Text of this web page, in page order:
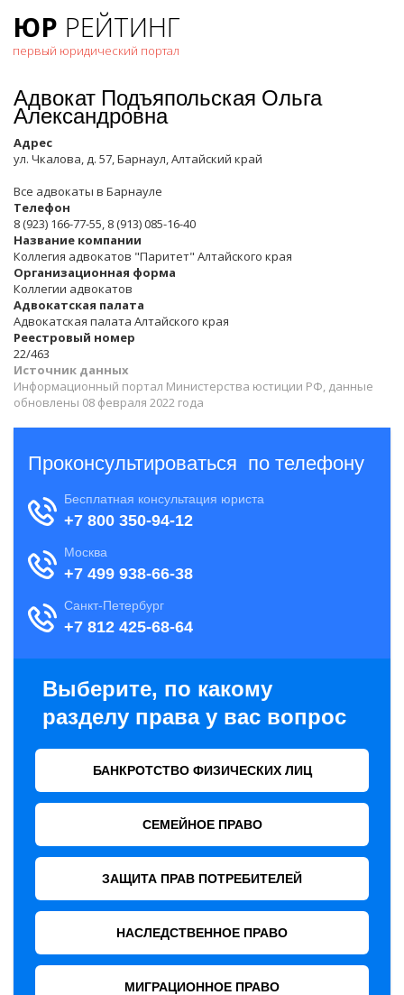
ЮР РЕЙТИНГ
первый юридический портал
Адвокат Подъяпольская Ольга
Александровна
Адрес
ул. Чкалова, д. 57, Барнаул, Алтайский край
Все адвокаты в Барнауле
Телефон
8 (923) 166-77-55, 8 (913) 085-16-40
Название компании
Коллегия адвокатов "Паритет" Алтайского края
Организационная форма
Коллегии адвокатов
Адвокатская палата
Адвокатская палата Алтайского края
Реестровый номер
22/463
Источник данных
Информационный портал Министерства юстиции РФ, данные
обновлены 08 февраля 2022 года